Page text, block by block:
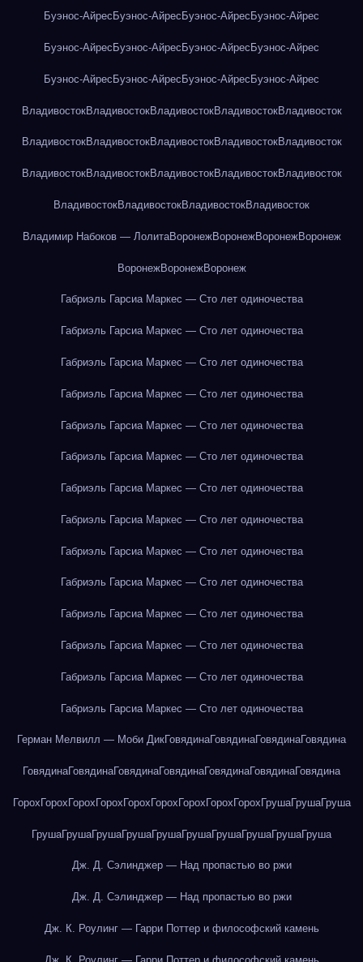
Буэнос-Айрес Буэнос-Айрес Буэнос-Айрес Буэнос-Айрес
Буэнос-Айрес Буэнос-Айрес Буэнос-Айрес Буэнос-Айрес
Буэнос-Айрес Буэнос-Айрес Буэнос-Айрес Буэнос-Айрес
ВладивостокВладивостокВладивостокВладивостокВладивосток
ВладивостокВладивостокВладивостокВладивостокВладивосток
ВладивостокВладивостокВладивостокВладивостокВладивосток
ВладивостокВладивостокВладивостокВладивосток
Владимир Набоков — ЛолитаВоронежВоронежВоронежВоронеж
ВоронежВоронежВоронеж
Габриэль Гарсиа Маркес — Сто лет одиночества
Габриэль Гарсиа Маркес — Сто лет одиночества
Габриэль Гарсиа Маркес — Сто лет одиночества
Габриэль Гарсиа Маркес — Сто лет одиночества
Габриэль Гарсиа Маркес — Сто лет одиночества
Габриэль Гарсиа Маркес — Сто лет одиночества
Габриэль Гарсиа Маркес — Сто лет одиночества
Габриэль Гарсиа Маркес — Сто лет одиночества
Габриэль Гарсиа Маркес — Сто лет одиночества
Габриэль Гарсиа Маркес — Сто лет одиночества
Габриэль Гарсиа Маркес — Сто лет одиночества
Габриэль Гарсиа Маркес — Сто лет одиночества
Габриэль Гарсиа Маркес — Сто лет одиночества
Габриэль Гарсиа Маркес — Сто лет одиночества
Герман Мелвилл — Моби ДикГовядинаГовядинаГовядинаГовядина
ГовядинаГовядинаГовядинаГовядинаГовядинаГовядинаГовядина
Горох Горох Горох Горох Горох Горох Горох Горох Горох ГрушаГрушаГруша
ГрушаГрушаГрушаГрушаГрушаГрушаГрушаГрушаГрушаГруша
Дж. Д. Сэлинджер — Над пропастью во ржи
Дж. Д. Сэлинджер — Над пропастью во ржи
Дж. К. Роулинг — Гарри Поттер и философский камень